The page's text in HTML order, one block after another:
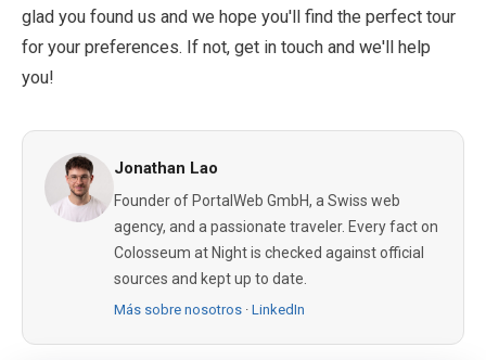
glad you found us and we hope you'll find the perfect tour
for your preferences. If not, get in touch and we'll help
you!
Jonathan Lao
Founder of PortalWeb GmbH, a Swiss web
agency, and a passionate traveler. Every fact on
Colosseum at Night is checked against official
sources and kept up to date.
Más sobre nosotros · LinkedIn